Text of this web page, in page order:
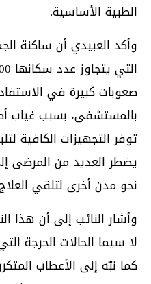
الطبية الأساسية.
وأكد العبيدي أن ساكنة
صعوبات كبيرة في
بالمستشفى، بسبب غياب
توفر التجهيزات الكافية
يضطر العديد من المرضى
نحو مدن أخرى لتلقي
وأشار النائب إلى أن هذا
لا سيما الحالات الحرجة
كما نبّه إلى الأعطاب